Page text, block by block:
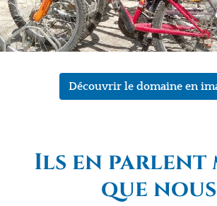
Découvrir le domaine en
Ils en parlent
que nous